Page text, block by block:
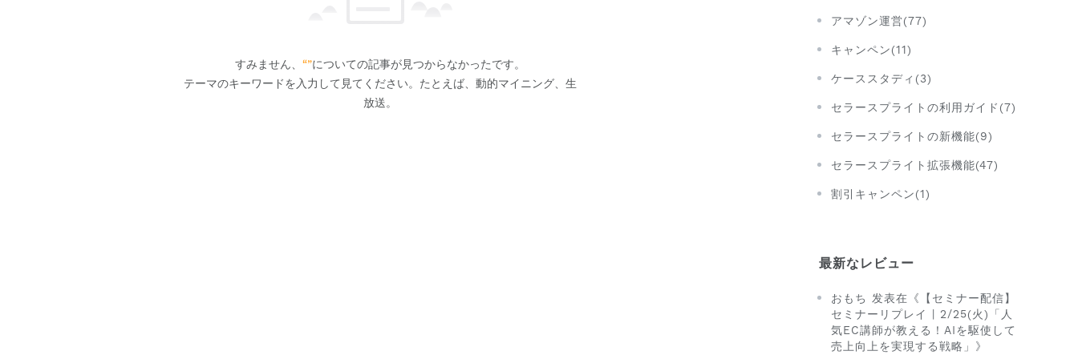
すみません、“”についての記事が見つからなかったです。
テーマのキーワードを入力して見てください。たとえば、動的マイニング、生
放送。
アマゾン運営(77)
キャンペン(11)
ケーススタディ(3)
セラースプライトの利用ガイド(7)
セラースプライトの新機能(9)
セラースプライト拡張機能(47)
割引キャンペン(1)
最新なレビュー
おもち 发表在《【セミナー配信】
セミナーリプレイ | 2/25(火)「人
気EC講師が教える！AIを駆使して
売上向上を実現する戦略」》